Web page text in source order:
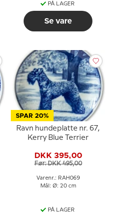
PÅ LAGER
Se vare
SPAR 20%
Ravn hundeplatte nr. 67,
Kerry Blue Terrier
DKK 395,00
Før: DKK 495,00
Varenr.: RAH069
Mål: Ø: 20 cm
PÅ LAGER